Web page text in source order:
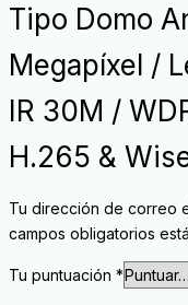
Tipo Domo
Megapíxel /
IR 30M /
H.265 &
Tu dirección de correo
campos obligatorios
Tu puntuación *